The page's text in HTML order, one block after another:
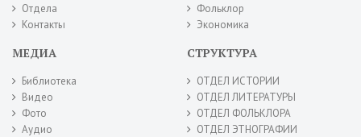
Отдела
Контакты
Фольклор
Экономика
МЕДИА
Библиотека
Видео
Фото
Аудио
СТРУКТУРА
ОТДЕЛ ИСТОРИИ
ОТДЕЛ ЛИТЕРАТУРЫ
ОТДЕЛ ФОЛЬКЛОРА
ОТДЕЛ ЭТНОГРАФИИ